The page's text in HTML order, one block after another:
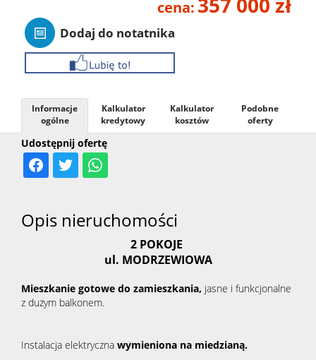
cena:
Dodaj do notatnika
Udostępnij ofertę
Informacje
ogólne
Kalkulator
kredytowy
Kalkulator
kosztów
Podobne
oferty
Opis nieruchomości
2 POKOJE
ul. MODRZEWIOWA
Mieszkanie gotowe do zamieszkania, jasne i funkcjonalne
z dużym balkonem.
Instalacja elektryczna wymieniona na miedzianą.